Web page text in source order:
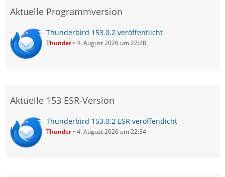
Aktuelle Programmversion
Thunderbird 153.0.2 veröffentlicht
Thunder 4. August 2026 um 22:28
Aktuelle 153 ESR-Version
Thunderbird 153.0.2 ESR veröffentlicht
Thunder 4. August 2026 um 22:34